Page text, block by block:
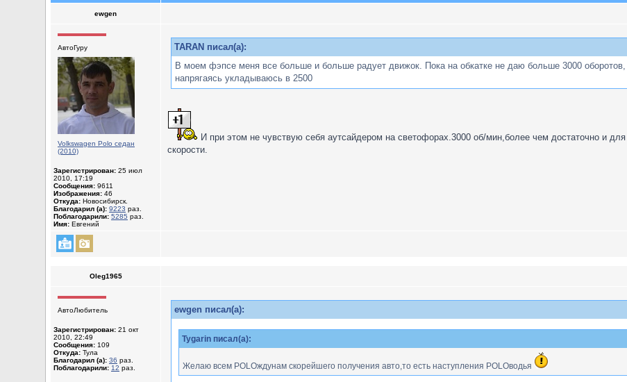
ewgen
АвтоГуру
Volkswagen Polo седан
(2010)
Зарегистрирован: 25 июл
2010, 17:19
Сообщения: 9611
Изображения: 46
Откуда: Новосибирск.
Благодарил (а): 9223 раз.
Поблагодарили: 5285 раз.
Имя: Евгений
TARAN писал(а):
В моем фэпсе меня все больше и больше радует движок. Пока на обкатке не даю больше 3000 оборотов,
напрягаясь укладываюсь в 2500
И при этом не чувствую себя аутсайдером на светофорах.3000 об/мин,более чем достаточно и
скорости.
Oleg1965
АвтоЛюбитель
Зарегистрирован: 21 окт
2010, 22:49
Сообщения: 109
Откуда: Тула
Благодарил (а): 36 раз.
Поблагодарили: 12 раз.
ewgen писал(а):
Tygarin писал(а):
Желаю всем POLOждунам скорейшего получения авто,то есть наступления POLOводья